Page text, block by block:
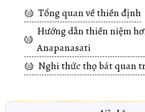
Tổng quan về thiền định
Hướng dẫn thiền niệm
Anapanasati
Nghi thức thọ bát quan